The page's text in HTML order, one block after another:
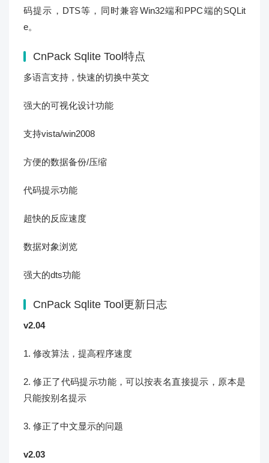
码提示，DTS等，同时兼容Win32端和PPC端的SQLit
e。
CnPack Sqlite Tool特点
多语言支持，快速的切换中英文
强大的可视化设计功能
支持vista/win2008
方便的数据备份/压缩
代码提示功能
超快的反应速度
数据对象浏览
强大的dts功能
CnPack Sqlite Tool更新日志
v2.04
1. 修改算法，提高程序速度
2. 修正了代码提示功能，可以按表名直接提示，原本是
只能按别名提示
3. 修正了中文显示的问题
v2.03